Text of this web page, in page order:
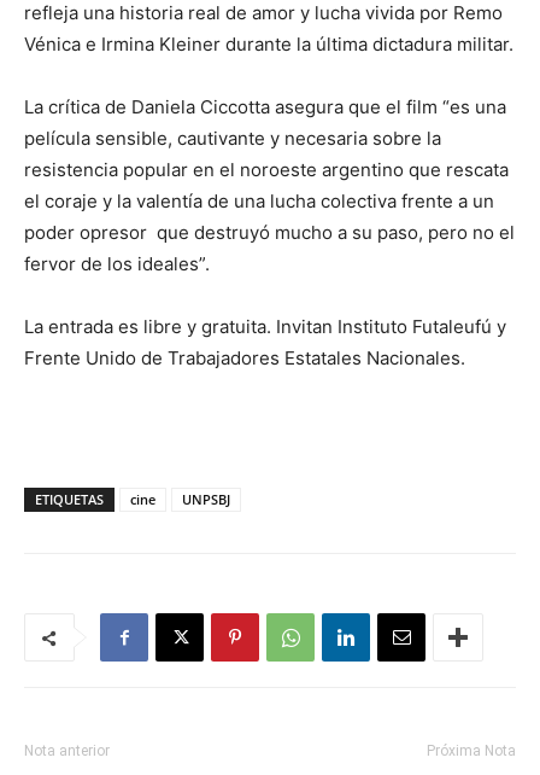
refleja una historia real de amor y lucha vivida por Remo
Vénica e Irmina Kleiner durante la última dictadura militar.
La crítica de Daniela Ciccotta asegura que el film “es una
película sensible, cautivante y necesaria sobre la
resistencia popular en el noroeste argentino que rescata
el coraje y la valentía de una lucha colectiva frente a un
poder opresor que destruyó mucho a su paso, pero no el
fervor de los ideales”.
La entrada es libre y gratuita. Invitan Instituto Futaleufú y
Frente Unido de Trabajadores Estatales Nacionales.
ETIQUETAS cine UNPSBJ
Nota anterior Próxima Nota